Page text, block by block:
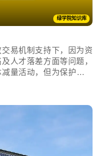
绿学院知识库
易机制支持下，因为资
人才落差方面等问题，
量活动，但为保护环境